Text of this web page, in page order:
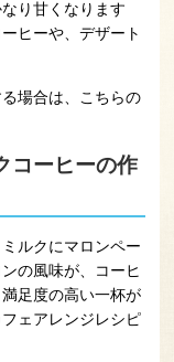
り甘くなります
ヒーや、デザート
場合は、こちらの
コーヒーの作
ルクにマロンペー
の風味が、コーヒ
足度の高い一杯が
ェアレンジレシピ